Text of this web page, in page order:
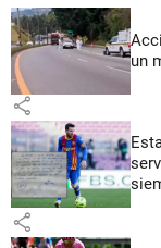
un
share
share